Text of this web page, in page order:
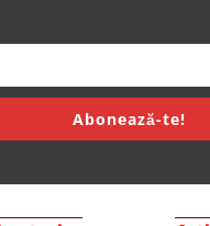
Abonează-te!